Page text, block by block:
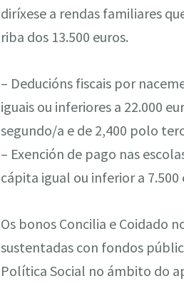
diríxese a rendas familiares
riba dos 13.500 euros.
– Deducións fiscais por
iguais ou inferiores a 22.000
segundo/a e de 2,400 polo
– Exención de pago nas
cápita igual ou inferior a
Os bonos Concilia e Coidado
sustentadas con fondos
Política Social no ámbito do